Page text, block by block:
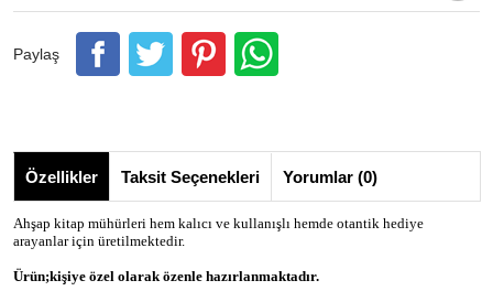
Paylaş
Özellikler Taksit Seçenekleri Yorumlar (0)
Ahşap kitap mühürleri hem kalıcı ve kullanışlı hemde otantik hediye
arayanlar için üretilmektedir.
Ürün;kişiye özel olarak özenle hazırlanmaktadır.